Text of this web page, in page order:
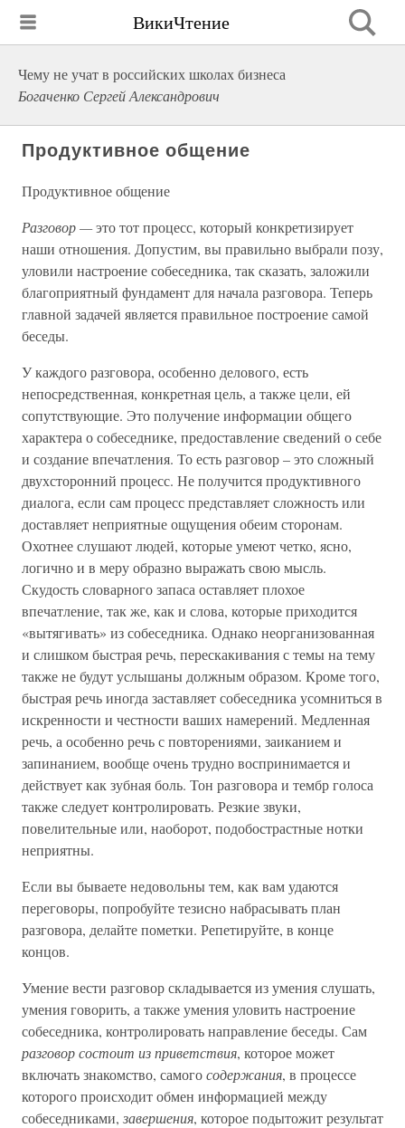
ВикиЧтение
Чему не учат в российских школах бизнеса
Богаченко Сергей Александрович
Продуктивное общение
Продуктивное общение
Разговор —это тот процесс, который конкретизирует
наши отношения. Допустим, вы правильно выбрали позу,
уловили настроение собеседника, так сказать, заложили
благоприятный фундамент для начала разговора. Теперь
главной задачей является правильное построение самой
беседы.
У каждого разговора, особенно делового, есть
непосредственная, конкретная цель, а также цели, ей
сопутствующие. Это получение информации общего
характера о собеседнике, предоставление сведений о себе
и создание впечатления. То есть разговор – это сложный
двухсторонний процесс. Не получится продуктивного
диалога, если сам процесс представляет сложность или
доставляет неприятные ощущения обеим сторонам.
Охотнее слушают людей, которые умеют четко, ясно,
логично и в меру образно выражать свою мысль.
Скудость словарного запаса оставляет плохое
впечатление, так же, как и слова, которые приходится
«вытягивать» из собеседника. Однако неорганизованная
и слишком быстрая речь, перескакивания с темы на тему
также не будут услышаны должным образом. Кроме того,
быстрая речь иногда заставляет собеседника усомниться в
искренности и честности ваших намерений. Медленная
речь, а особенно речь с повторениями, заиканием и
запинанием, вообще очень трудно воспринимается и
действует как зубная боль. Тон разговора и тембр голоса
также следует контролировать. Резкие звуки,
повелительные или, наоборот, подобострастные нотки
неприятны.
Если вы бываете недовольны тем, как вам удаются
переговоры, попробуйте тезисно набрасывать план
разговора, делайте пометки. Репетируйте, в конце
концов.
Умение вести разговор складывается из умения слушать,
умения говорить, а также умения уловить настроение
собеседника, контролировать направление беседы. Сам
разговор состоит из приветствия, которое может
включать знакомство, самогосодержания, в процессе
которого происходит обмен информацией между
собеседниками, завершения, которое подытожит результат